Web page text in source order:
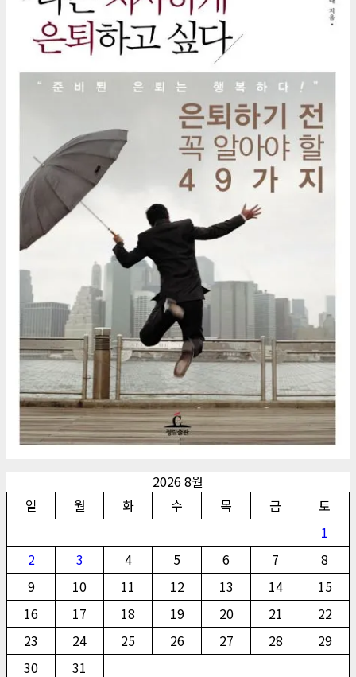
2026 8월
일
월 화 수 목 금
토
1
2
3 4 5 6 7
8
9
10 11 12 13 14
15
16
17 18 19 20 21
22
23
24 25 26 27 28
29
30
31